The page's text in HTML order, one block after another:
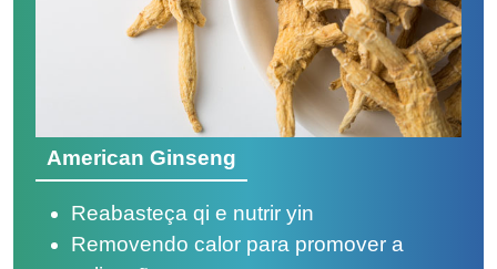
American Ginseng
Reabasteça qi e nutrir yin
Removendo calor para promover a